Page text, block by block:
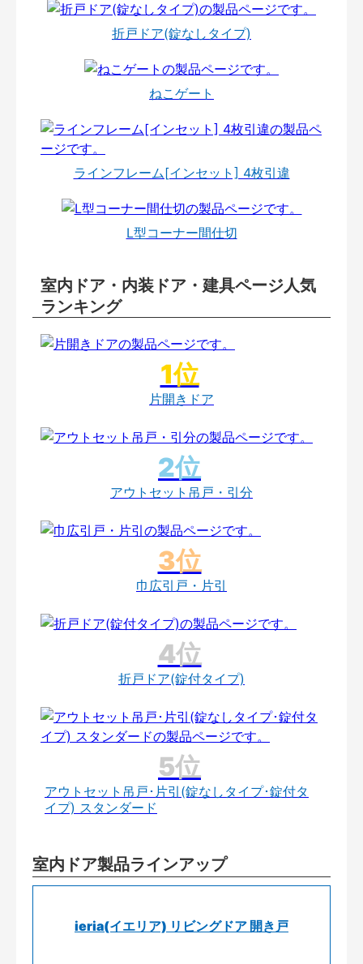
折戸ドア(錠なしタイプ)
ねこゲート
ラインフレーム[インセット] 4枚引違
L型コーナー間仕切
室内ドア・内装ドア・建具ページ人気
ランキング
片開きドア
アウトセット吊戸・引分
巾広引戸・片引
折戸ドア(錠付タイプ)
アウトセット吊戸･片引(錠なしタイプ･錠付タ
イプ) スタンダード
室内ドア製品ラインアップ
ieria(イエリア) リビングドア 開き戸